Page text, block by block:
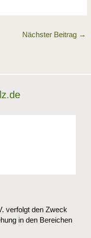
Nächster Beitrag →
verfolgt den Zweck
in den Bereichen